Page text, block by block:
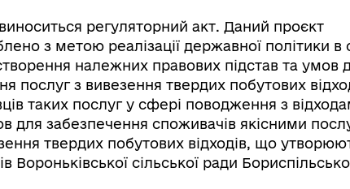
регуляторний акт. Даний проєкт
з метою реалізації державної політики в
належних правових підстав та умов
послуг з вивезення твердих побутових
таких послуг у сфері поводження з
для забезпечення споживачів якісними
твердих побутових відходів, що
Вороньківської сільської ради